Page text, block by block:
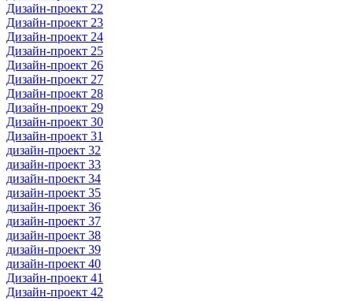
Дизайн-проект 22
Дизайн-проект 23
Дизайн-проект 24
Дизайн-проект 25
Дизайн-проект 26
Дизайн-проект 27
Дизайн-проект 28
Дизайн-проект 29
Дизайн-проект 30
Дизайн-проект 31
дизайн-проект 32
дизайн-проект 33
дизайн-проект 34
дизайн-проект 35
дизайн-проект 36
дизайн-проект 37
дизайн-проект 38
дизайн-проект 39
дизайн-проект 40
Дизайн-проект 41
Дизайн-проект 42